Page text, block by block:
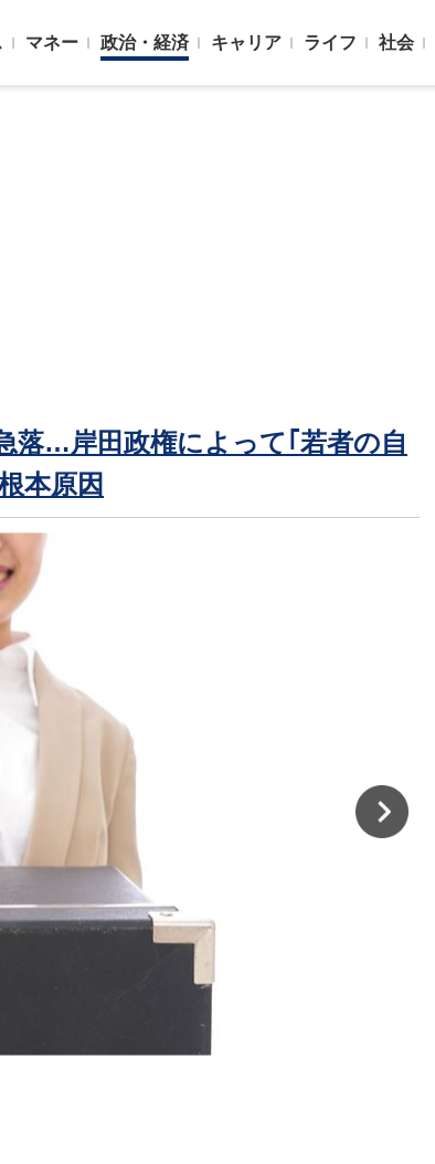
マネー 政治・経済 キャリア ライフ 社会
落…岸田政権によって｢若者の自
本原因